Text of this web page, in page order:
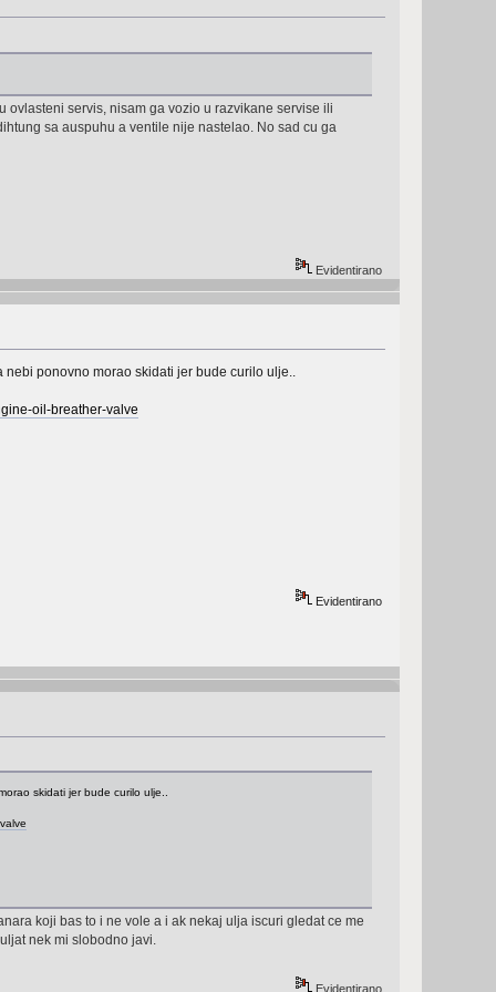
ovlasteni servis, nisam ga vozio u razvikane servise ili
sa auspuhu a ventile nije nastelao. No sad cu ga
Evidentirano
ponovno morao skidati jer bude curilo ulje..
oil-breather-valve
Evidentirano
skidati jer bude curilo ulje..
koji bas to i ne vole a i ak nekaj ulja iscuri gledat ce me
nek mi slobodno javi.
Evidentirano